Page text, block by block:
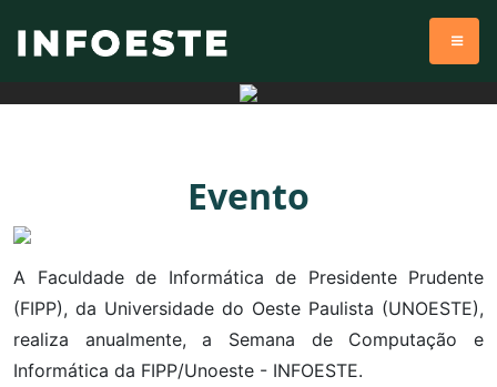
Evento
A Faculdade de Informática de Presidente Prudente
(FIPP), da Universidade do Oeste Paulista (UNOESTE),
realiza anualmente, a Semana de Computação e
Informática da FIPP/Unoeste - INFOESTE.